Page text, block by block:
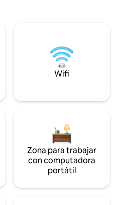
Wifi
Zona para trabajar
con computadora
portátil